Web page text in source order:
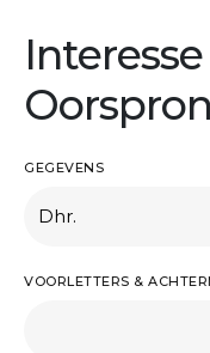
GEGEVENS
VOORLETTERS &